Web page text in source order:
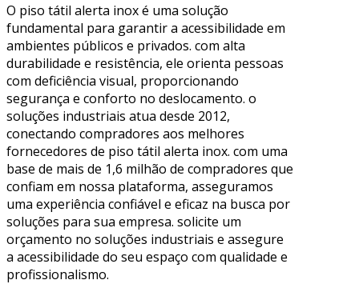
O piso tátil alerta inox é uma solução
fundamental para garantir a acessibilidade em
ambientes públicos e privados. com alta
durabilidade e resistência, ele orienta pessoas
com deficiência visual, proporcionando
segurança e conforto no deslocamento. o
soluções industriais atua desde 2012,
conectando compradores aos melhores
fornecedores de piso tátil alerta inox. com uma
base de mais de 1,6 milhão de compradores que
confiam em nossa plataforma, asseguramos
uma experiência confiável e eficaz na busca por
soluções para sua empresa. solicite um
orçamento no soluções industriais e assegure
a acessibilidade do seu espaço com qualidade e
profissionalismo.